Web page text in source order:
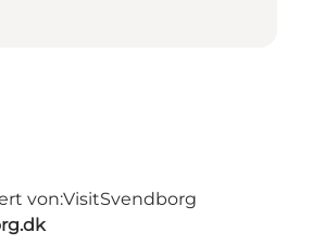
von:VisitSvendborg